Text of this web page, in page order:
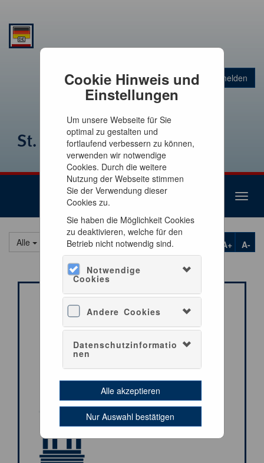
Cookie Hinweis und
Einstellungen
Um unsere Webseite für Sie
optimal zu gestalten und
fortlaufend verbessern zu können,
verwenden wir notwendige
Cookies. Durch die weitere
Nutzung der Webseite stimmen
Sie der Verwendung dieser
Cookies zu.
Sie haben die Möglichkeit Cookies
zu deaktivieren, welche für den
Betrieb nicht notwendig sind.
Notwendige
Cookies
Andere Cookies
Datenschutzinformatio
nen
Alle akzeptieren
Nur Auswahl bestätigen
Warenkorb
0 Artikel 0,00 €
Anmelden
Alle A-
A+